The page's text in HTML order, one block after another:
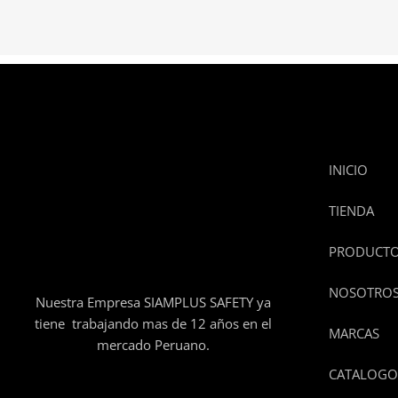
Nuestra Empresa SIAMPLUS SAFETY ya
tiene trabajando mas de 12 años en el
mercado Peruano.
INICIO
TIENDA
MARCAS
CATALOGO